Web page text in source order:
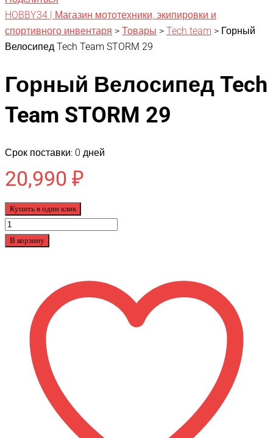
HOBBY34 | Магазин мототехники, экипировки и
спортивного инвентаря > Товары > Tech team > Горный
Велосипед Tech Team STORM 29
Горный Велосипед Tech
Team STORM 29
Срок поставки: 0 дней
20,990 ₽
Купить в один клик
Количество
товара
STORM
В корзину